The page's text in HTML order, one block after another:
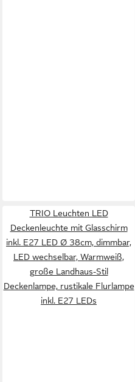
TRIO Leuchten LED
Deckenleuchte mit Glasschirm
inkl. E27 LED Ø 38cm, dimmbar,
LED wechselbar, Warmweiß,
große Landhaus-Stil
Deckenlampe, rustikale Flurlampe
inkl. E27 LEDs